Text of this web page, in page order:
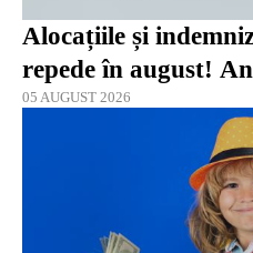
Alocațiile și
repede în august!
05 AUGUST 2026